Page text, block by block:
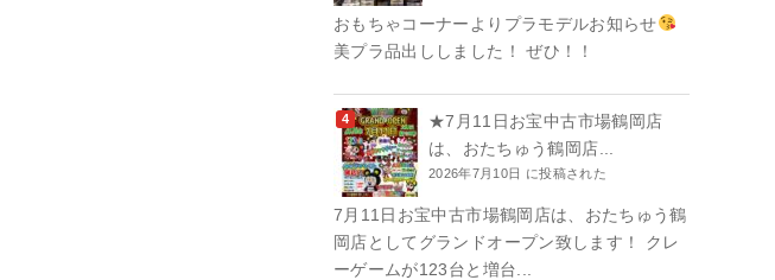
おもちゃコーナーよりプラモデルお知らせ
美プラ品出ししました！ ぜひ！！
★7月11日お宝中古市場鶴岡店
は、おたちゅう鶴岡店...
2026年7月10日 に投稿された
7月11日お宝中古市場鶴岡店は、おたちゅう鶴
岡店としてグランドオープン致します！ クレ
ーゲームが123台と増台...